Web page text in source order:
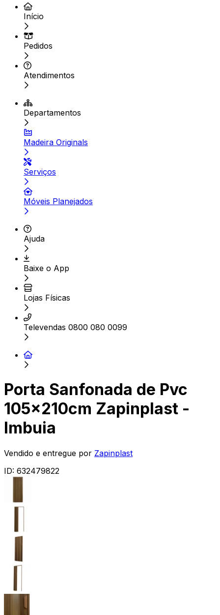
Início
Pedidos
Atendimentos
Departamentos
Madeira Originals
Serviços
Móveis Planejados
Ajuda
Baixe o App
Lojas Físicas
Televendas 0800 080 0099
Porta Sanfonada de Pvc
105x210cm Zapinplast -
Imbuia
Vendido e entregue por Zapinplast
ID: 632479822